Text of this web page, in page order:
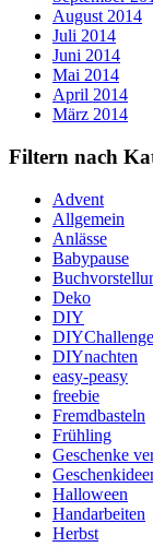
August 2014
Juli 2014
Juni 2014
Mai 2014
April 2014
März 2014
Filtern nach
Advent
Allgemein
Anlässe
Babypause
Deko
DIY
DIYChallenge
DIYnachten
easy-peasy
freebie
Fremdbasteln
Frühling
Geschenke
Halloween
Handarbeiten
Herbst